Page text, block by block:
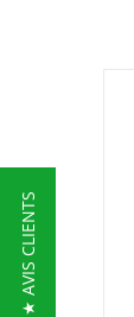
★ AVIS CLIENTS